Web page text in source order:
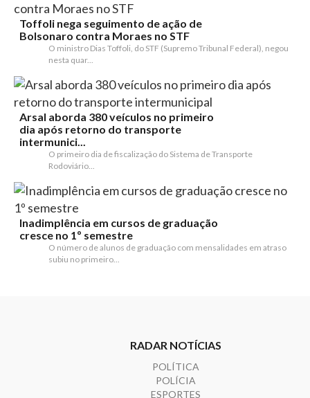
Toffoli nega seguimento de ação de
Bolsonaro contra Moraes no STF
O ministro Dias Toffoli, do STF (Supremo Tribunal Federal), negou
nesta quar...
Arsal aborda 380 veículos no primeiro
dia após retorno do transporte
intermunici...
O primeiro dia de fiscalização do Sistema de Transporte
Rodoviário...
Inadimplência em cursos de graduação
cresce no 1º semestre
O número de alunos de graduação com mensalidades em atraso
subiu no primeiro...
RADAR NOTÍCIAS
POLÍTICA
POLÍCIA
ESPORTES